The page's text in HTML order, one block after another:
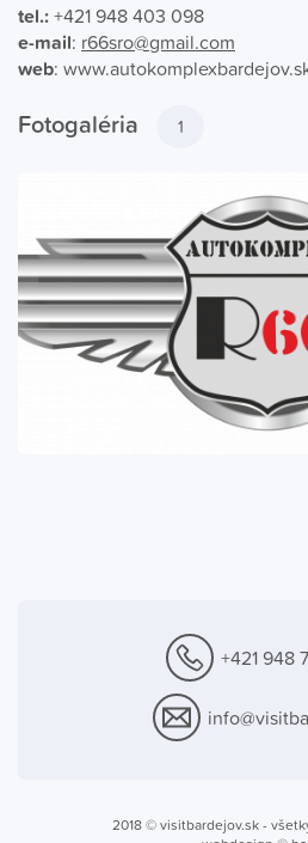
tel.:+421 948 403 098
e-mail: r66sro@gmail.com
web:
Fotogaléria 1
+421 948
2018 ©visitbardejov.sk-